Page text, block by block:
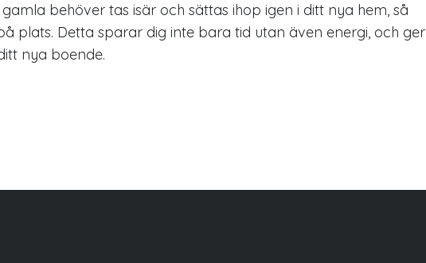
behöver tas isär och sättas ihop igen i ditt nya hem, så
plats. Detta sparar dig inte bara tid utan även energi, och ger
nya boende.